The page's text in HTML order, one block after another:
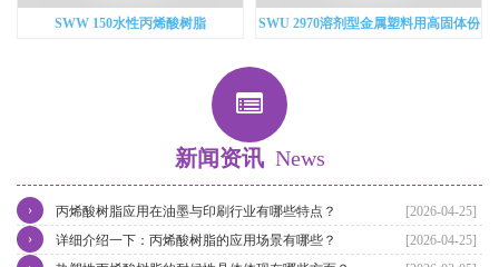
SWW 150水性丙烯酸树脂
SWU 2970溶剂型金属塑料用高固体份
新闻资讯 News
[2026-04-25]
丙烯酸树脂应用在油墨与印刷行业有哪些特点？
›
[2026-04-25]
详细介绍一下：丙烯酸树脂的应用场景有哪些？
›